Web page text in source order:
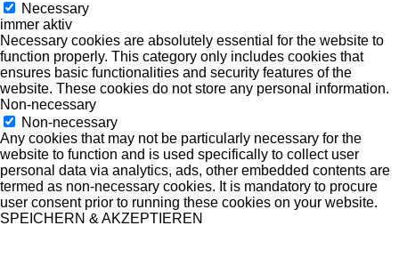
Necessary
immer aktiv
Necessary cookies are absolutely essential for the website to
function properly. This category only includes cookies that
ensures basic functionalities and security features of the
website. These cookies do not store any personal information.
Non-necessary
Non-necessary
Any cookies that may not be particularly necessary for the
website to function and is used specifically to collect user
personal data via analytics, ads, other embedded contents are
termed as non-necessary cookies. It is mandatory to procure
user consent prior to running these cookies on your website.
SPEICHERN & AKZEPTIEREN